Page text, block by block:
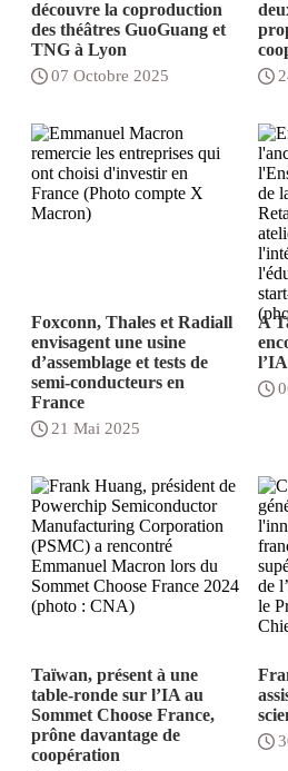
découvre la coproduction
des théâtres GuoGuang et
TNG à Lyon
07 Octobre 2025
Foxconn, Thales et Radiall
envisagent une usine
d’assemblage et tests de
semi-conducteurs en
France
21 Mai 2025
A
Taïwan, présent à une
table-ronde sur l’IA au
Sommet Choose France,
prône davantage de
coopération